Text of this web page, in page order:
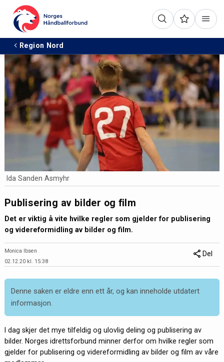
Region Nord
Ida Sanden Asmyhr
Publisering av bilder og film
Det er viktig å vite hvilke regler som gjelder for publisering
og videreformidling av bilder og film.
Monica Ibsen
02.12.20 kl. 15:38
Del
Denne saken er eldre enn ett år, og kan inneholde utdatert
informasjon.
I dag skjer det mye tilfeldig og ulovlig deling og publisering av
bilder. Norges idrettsforbund minner derfor om hvilke regler som
gjelder for publisering og videreformidling av bilder og film av våre